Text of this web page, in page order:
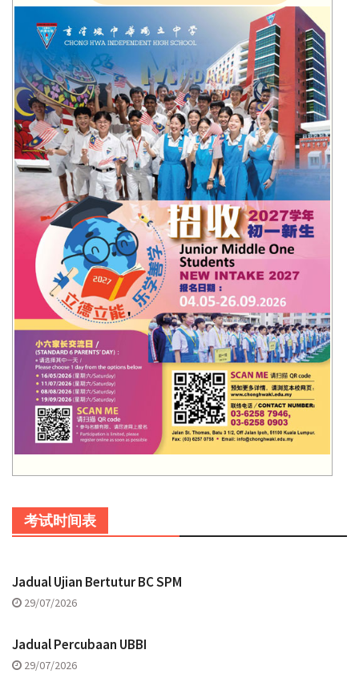
考试时间表
Jadual Ujian Bertutur BC SPM
29/07/2026
Jadual Percubaan UBBI
29/07/2026